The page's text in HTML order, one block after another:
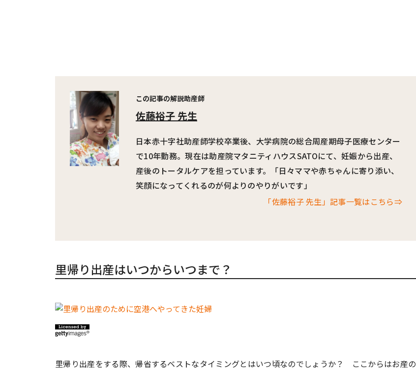
この記事の解説助産師
佐藤裕子 先生
日本赤十字社助産師学校卒業後、大学病院の総合周産期母子医療センター
で10年勤務。現在は助産院マタニティハウスSATOにて、妊娠から出産、
産後のトータルケアを担っています。「日々ママや赤ちゃんに寄り添い、
笑顔になってくれるのが何よりのやりがいです」
「佐藤裕子 先生」記事一覧はこちら⇒
里帰り出産はいつからいつまで？
里帰り出産をする際、帰省するベストなタイミングとはいつ頃なのでしょうか？ ここからはお産の